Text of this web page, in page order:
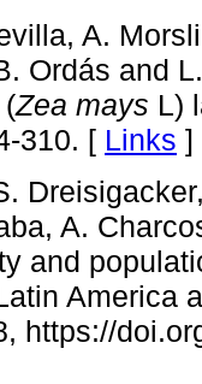
A.
Ordás and
Zea mays L)
310. [ Links ]
A.
and
America
https://